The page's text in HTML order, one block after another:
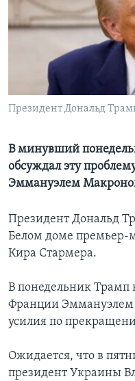
Learning English
СОЦИАЛЬНЫЕ СЕТИ
Президент Дональд
В минувший
обсуждал эту
Эммануэлем
Президент Дональд
Белом доме премьер-
Кира Стармера.
В понедельник Трамп
Франции
усилия по
Ожидается, что в
президент Украины